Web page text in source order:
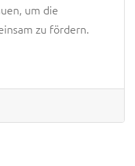
um die
zu fördern.